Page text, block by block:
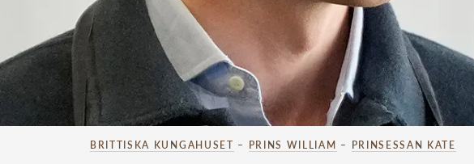
BRITTISKA KUNGAHUSET – PRINS WILLIAM – PRINSESSAN KATE